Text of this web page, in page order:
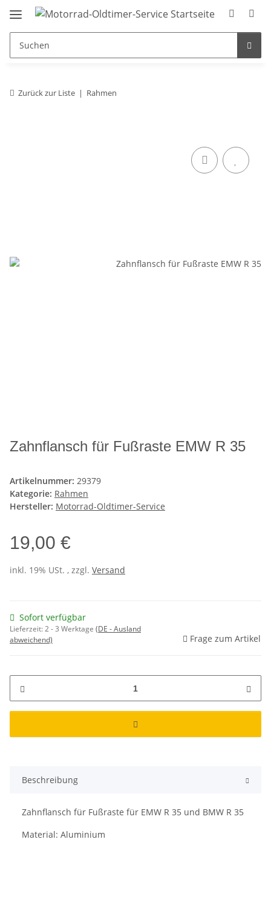
Zurück zur Liste Rahmen
Zahnflansch für Fußraste EMW R 35
Artikelnummer: 29379
Kategorie: Rahmen
Hersteller: Motorrad-Oldtimer-Service
19,00 €
inkl. 19% USt. , zzgl. Versand
Sofort verfügbar
Lieferzeit:2 - 3 Werktage (DE - Ausland
abweichend)
Frage zum Artikel
Beschreibung
Zahnflansch für Fußraste für EMW R 35 und BMW R 35
Material: Aluminium